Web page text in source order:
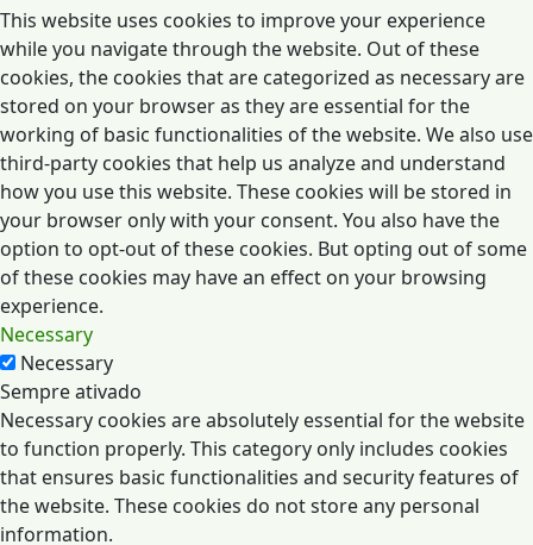
This website uses cookies to improve your experience
while you navigate through the website. Out of these
cookies, the cookies that are categorized as necessary are
stored on your browser as they are essential for the
working of basic functionalities of the website. We also use
third-party cookies that help us analyze and understand
how you use this website. These cookies will be stored in
your browser only with your consent. You also have the
option to opt-out of these cookies. But opting out of some
of these cookies may have an effect on your browsing
experience.
Necessary
Necessary
Sempre ativado
Necessary cookies are absolutely essential for the website
to function properly. This category only includes cookies
that ensures basic functionalities and security features of
the website. These cookies do not store any personal
information.